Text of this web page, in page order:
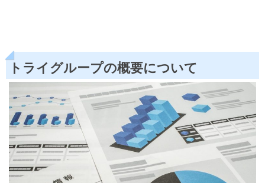
トライグループの概要について